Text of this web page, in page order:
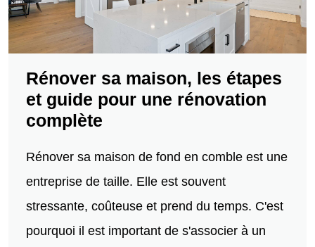
Rénover sa maison, les étapes
et guide pour une rénovation
complète
Rénover sa maison de fond en comble est une
entreprise de taille. Elle est souvent
stressante, coûteuse et prend du temps. C'est
pourquoi il est important de s'associer à un